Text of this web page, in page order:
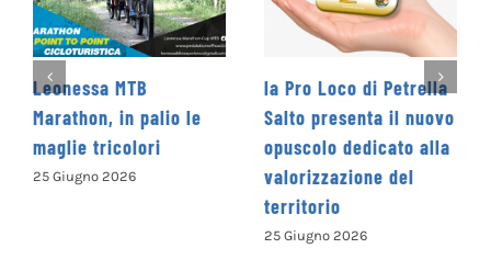
MTB
in palio le
tricolori
Giugno 2026
la Pro Loco di Petrella
Salto presenta il nuovo
opuscolo dedicato alla
valorizzazione del
territorio
25 Giugno 2026
La